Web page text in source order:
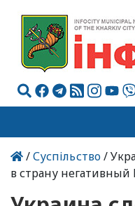
/Суспільство/
в страну